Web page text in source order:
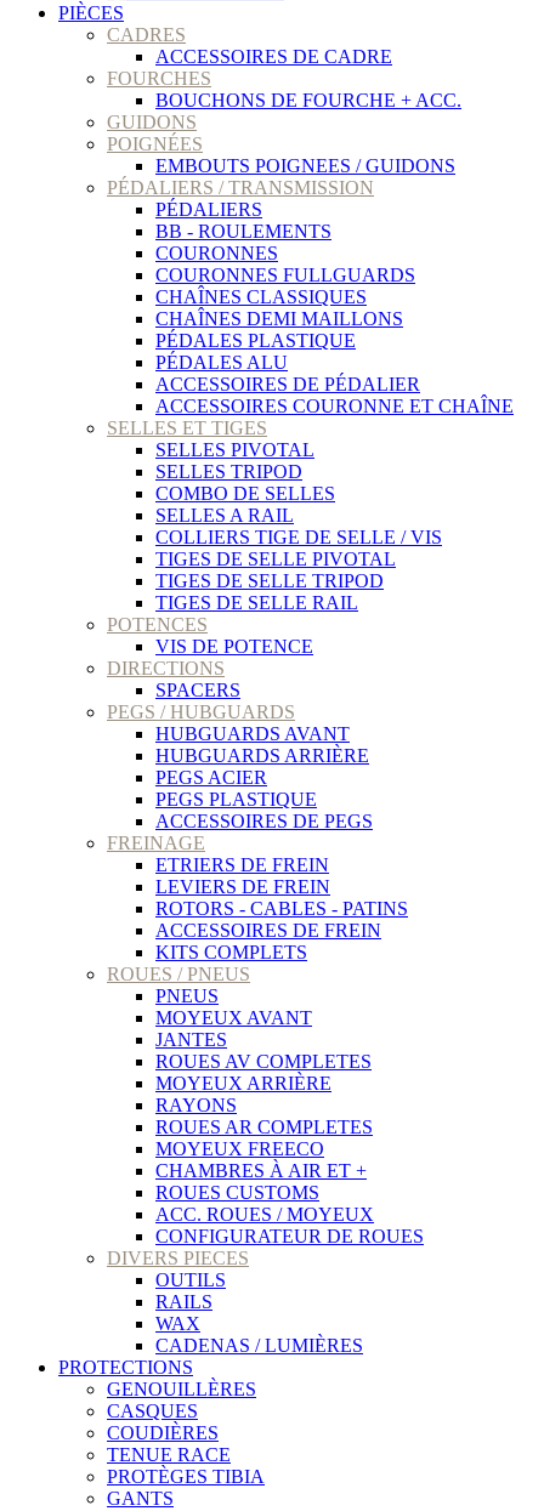
PIÈCES
CADRES
ACCESSOIRES DE CADRE
FOURCHES
BOUCHONS DE FOURCHE + ACC.
GUIDONS
POIGNÉES
EMBOUTS POIGNEES / GUIDONS
PÉDALIERS / TRANSMISSION
PÉDALIERS
BB - ROULEMENTS
COURONNES
COURONNES FULLGUARDS
CHAÎNES CLASSIQUES
CHAÎNES DEMI MAILLONS
PÉDALES PLASTIQUE
PÉDALES ALU
ACCESSOIRES DE PÉDALIER
ACCESSOIRES COURONNE ET CHAÎNE
SELLES ET TIGES
SELLES PIVOTAL
SELLES TRIPOD
COMBO DE SELLES
SELLES A RAIL
COLLIERS TIGE DE SELLE / VIS
TIGES DE SELLE PIVOTAL
TIGES DE SELLE TRIPOD
TIGES DE SELLE RAIL
POTENCES
VIS DE POTENCE
DIRECTIONS
SPACERS
PEGS / HUBGUARDS
HUBGUARDS AVANT
HUBGUARDS ARRIÈRE
PEGS ACIER
PEGS PLASTIQUE
ACCESSOIRES DE PEGS
FREINAGE
ETRIERS DE FREIN
LEVIERS DE FREIN
ROTORS - CABLES - PATINS
ACCESSOIRES DE FREIN
KITS COMPLETS
ROUES / PNEUS
PNEUS
MOYEUX AVANT
JANTES
ROUES AV COMPLETES
MOYEUX ARRIÈRE
RAYONS
ROUES AR COMPLETES
MOYEUX FREECO
CHAMBRES À AIR ET +
ROUES CUSTOMS
ACC. ROUES / MOYEUX
CONFIGURATEUR DE ROUES
DIVERS PIECES
OUTILS
RAILS
WAX
CADENAS / LUMIÈRES
PROTECTIONS
GENOUILLÈRES
CASQUES
COUDIÈRES
TENUE RACE
PROTÈGES TIBIA
GANTS